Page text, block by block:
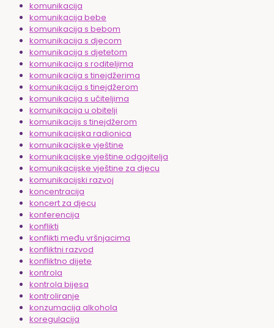
komunikacija
komunikacija bebe
komunikacija s bebom
komunikacija s djecom
komunikacija s djetetom
komunikacija s roditeljima
komunikacija s tinejdžerima
komunikacija s tinejdžerom
komunikacija s učiteljima
komunikacija u obitelji
komunikacijs s tinejdžerom
komunikacijska radionica
komunikacijske vještine
komunikacijske vještine odgojitelja
komunikacijske vještine za djecu
komunikacijski razvoj
koncentracija
koncert za djecu
konferencija
konflikti
konflikti među vršnjacima
konfliktni razvod
konfliktno dijete
kontrola
kontrola bijesa
kontroliranje
konzumacija alkohola
koregulacija